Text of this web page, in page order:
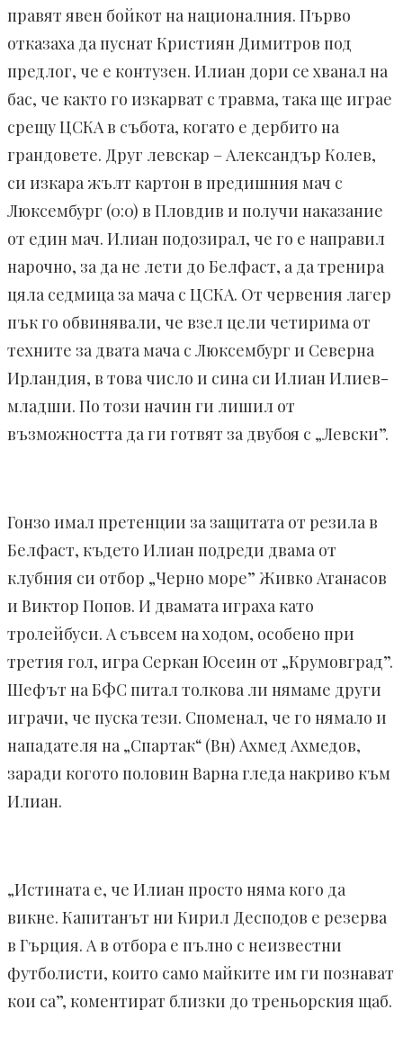
правят явен бойкот на националния. Първо
отказаха да пуснат Кристиян Димитров под
предлог, че е контузен. Илиан дори се хванал на
бас, че както го изкарват с травма, така ще играе
срещу ЦСКА в събота, когато е дербито на
грандовете. Друг левскар – Александър Колев,
си изкара жълт картон в предишния мач с
Люксембург (0:0) в Пловдив и получи наказание
от един мач. Илиан подозирал, че го е направил
нарочно, за да не лети до Белфаст, а да тренира
цяла седмица за мача с ЦСКА. От червения лагер
пък го обвинявали, че взел цели четирима от
техните за двата мача с Люксембург и Северна
Ирландия, в това число и сина си Илиан Илиев-
младши. По този начин ги лишил от
възможността да ги готвят за двубоя с „Левски”.
Гонзо имал претенции за защитата от резила в
Белфаст, където Илиан подреди двама от
клубния си отбор „Черно море” Живко Атанасов
и Виктор Попов. И двамата играха като
тролейбуси. А съвсем на ходом, особено при
третия гол, игра Серкан Юсеин от „Крумовград”.
Шефът на БФС питал толкова ли нямаме други
играчи, че пуска тези. Споменал, че го нямало и
нападателя на „Спартак“ (Вн) Ахмед Ахмедов,
заради когото половин Варна гледа накриво към
Илиан.
„Истината е, че Илиан просто няма кого да
викне. Капитанът ни Кирил Десподов е резерва
в Гърция. А в отбора е пълно с неизвестни
футболисти, които само майките им ги познават
кои са”, коментират близки до треньорския щаб.